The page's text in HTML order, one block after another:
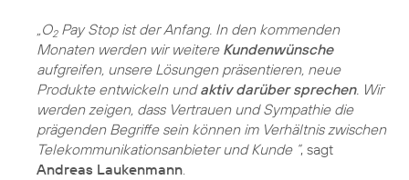
„O2Pay Stop ist der Anfang. In den kommenden
Monaten werden wir weitere Kundenwünsche
aufgreifen, unsere Lösungen präsentieren, neue
Produkte entwickeln undaktiv darüber sprechen. Wir
werden zeigen, dass Vertrauen und Sympathie die
prägenden Begriffe sein können im Verhältnis zwischen
Telekommunikationsanbieter und Kunde “, sagt
Andreas Laukenmann.